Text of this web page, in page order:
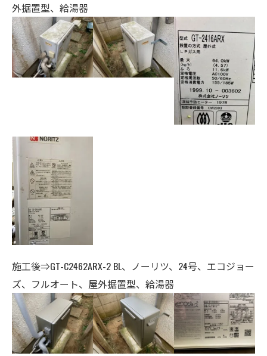
外据置型、給湯器
施工後⇒GT-C2462ARX-2 BL、ノーリツ、24号、エコジョー
ズ、フルオート、 屋外据置型、給湯器